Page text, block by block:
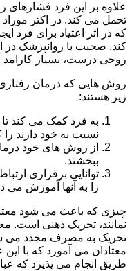
علاوه بر این فرد فشارهای
تحمل می کند. در اکثر
که در اثر اعتیاد برای
کند. صحبت با روانپزشک در
روحی درست، بسیار کارامد
روش هایی که درمان
زیر هستند:
به فرد کمک می کند
نسبت به خود دارند را
از روش های خود
ببخشند.
توانایی برقراری
را به آنها آموزش می
چیزی که باعث می شود
نمانند، تحریک ذهنی است.
تحریک به مصرف مجدد می
معتادان می آموزد که با این
طریق انجام می پذیرد که